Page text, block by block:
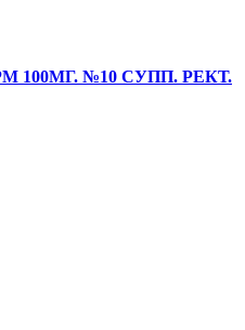
№10 СУПП. РЕКТ.